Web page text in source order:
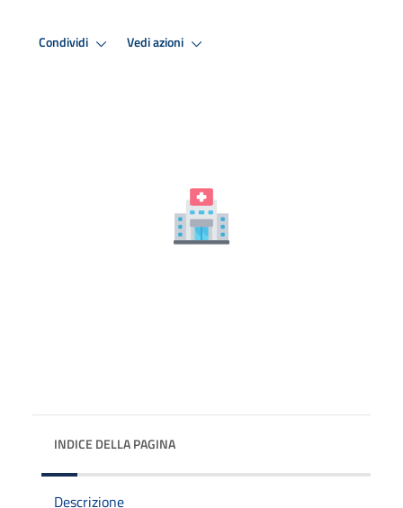
Condividi Vedi azioni
INDICE DELLA PAGINA
Descrizione